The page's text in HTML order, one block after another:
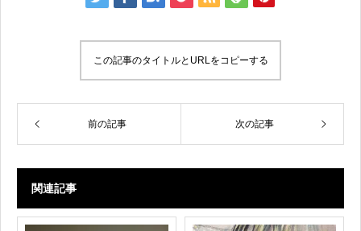
この記事のタイトルとURLをコピーする
前の記事 次の記事
関連記事